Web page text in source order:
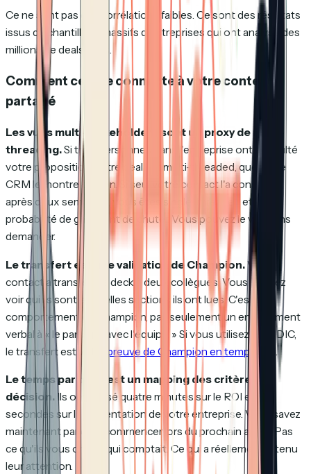
Ce ne sont pas des corrélations faibles. Ce sont des résultats
issus d'échantillons massifs d'entreprises qui ont analysé des
millions de deals réels.
Comment cela se connecte à votre contenu
partagé
Les vues multi-stakeholders sont un proxy de multi-
threading.Si trois personnes dans l'entreprise ont consulté
votre proposition, votre deal est multi-threaded, que votre
CRM le montre ou non. Si seul votre contact l'a consultée
après deux semaines, vous êtes single-threaded et votre
probabilité de gain vient de chuter. Vous pouvez le voir sans
demander.
Le transfert est une validation de Champion.Votre
contact a transféré le deck à deux collègues. Vous pouvez
voir qui ils sont et quelles sections ils ont lues. C'est un
comportement de Champion, pas seulement un engagement
verbal à « le partager avec l'équipe. » Si vous utilisez MEDDIC,
le transfert est votre
preuve de Champion en temps réel .
Le temps par page est un mapping des critères de
décision. Ils ont passé quatre minutes sur le ROI et dix
secondes sur la présentation de votre entreprise. Vous savez
maintenant par quoi commencer lors du prochain appel. Pas
ce qu'ils vous ont dit qui comptait. Ce qui a réellement retenu
leur attention.